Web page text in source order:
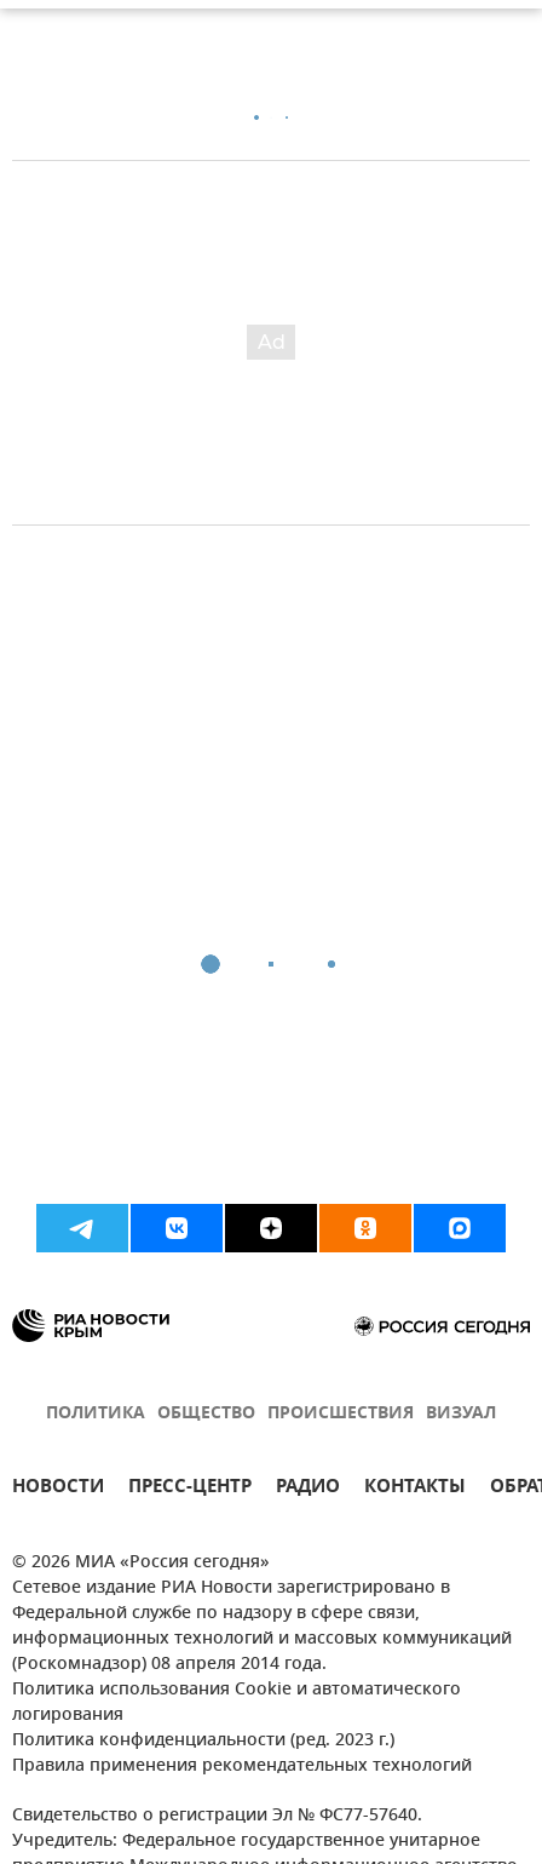
ПОЛИТИКА ОБЩЕСТВО ПРОИСШЕСТВИЯ ВИЗУАЛ
НОВОСТИ ПРЕСС-ЦЕНТР РАДИО КОНТАКТЫ
© 2026 МИА «Россия сегодня»
Сетевое издание РИА Новости зарегистрировано в
Федеральной службе по надзору в сфере связи,
информационных технологий и массовых коммуникаций
(Роскомнадзор) 08 апреля 2014 года.
Политика использования Cookie и автоматического
логирования
Политика конфиденциальности (ред. 2023 г.)
Правила применения рекомендательных технологий
Свидетельство о регистрации Эл № ФС77-57640.
Учредитель: Федеральное государственное унитарное